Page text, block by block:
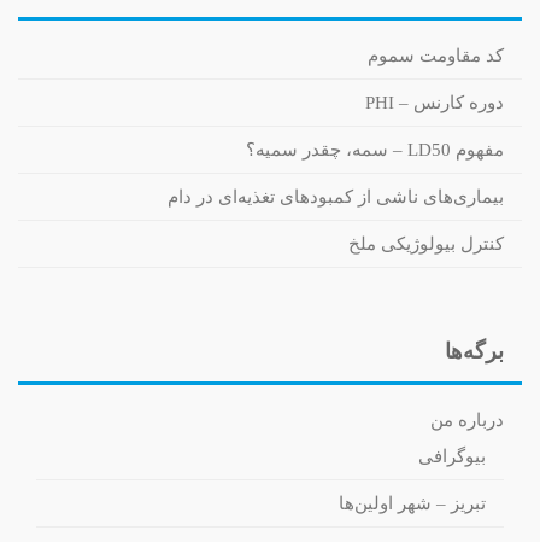
کد مقاومت سموم
دوره کارنس – PHI
مفهوم LD50 – سمه، چقدر سمیه؟
بیماری‌های ناشی از کمبودهای تغذیه‌ای در دام
کنترل بیولوژیکی ملخ
برگه‌ها
درباره من
بیوگرافی
تبریز – شهر اولین‌ها